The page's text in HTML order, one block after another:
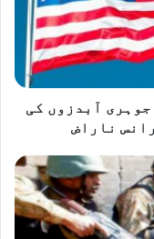
آبدزوں کی
ناراض